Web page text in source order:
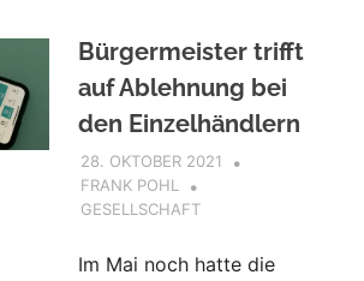
Bürgermeister trifft
auf Ablehnung bei
den Einzelhändlern
28. OKTOBER 2021
FRANK POHL
GESELLSCHAFT
Im Mai noch hatte die